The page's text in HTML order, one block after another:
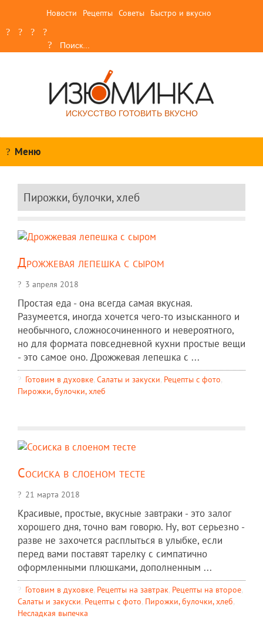
Новости Рецепты Советы Быстро и вкусно
ИСКУССТВО ГОТОВИТЬ ВКУСНО
Меню
Пирожки, булочки, хлеб
Дрожжевая лепешка с сыром
3 апреля 2018
Простая еда - она всегда самая вкусная.
Разумеется, иногда хочется чего-то изысканного и
необычного, сложносочиненного и невероятного,
но для формата повседневной кухни простые вещи
- это самое оно. Дрожжевая лепешка с ...
Готовим в духовке, Салаты и закуски, Рецепты c фото,
Пирожки, булочки, хлеб
Сосиска в слоеном тесте
21 марта 2018
Красивые, простые, вкусные завтраки - это залог
хорошего дня, точно вам говорю. Ну, вот серьезно -
разве не захочется расплыться в улыбке, если
перед вами поставят тарелку с симпатично
оформленными плюшками, дополненным ...
Готовим в духовке, Рецепты на завтрак, Рецепты на второе,
Салаты и закуски, Рецепты c фото, Пирожки, булочки, хлеб,
Несладкая выпечка